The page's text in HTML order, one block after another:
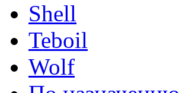
Shell
Teboil
Wolf